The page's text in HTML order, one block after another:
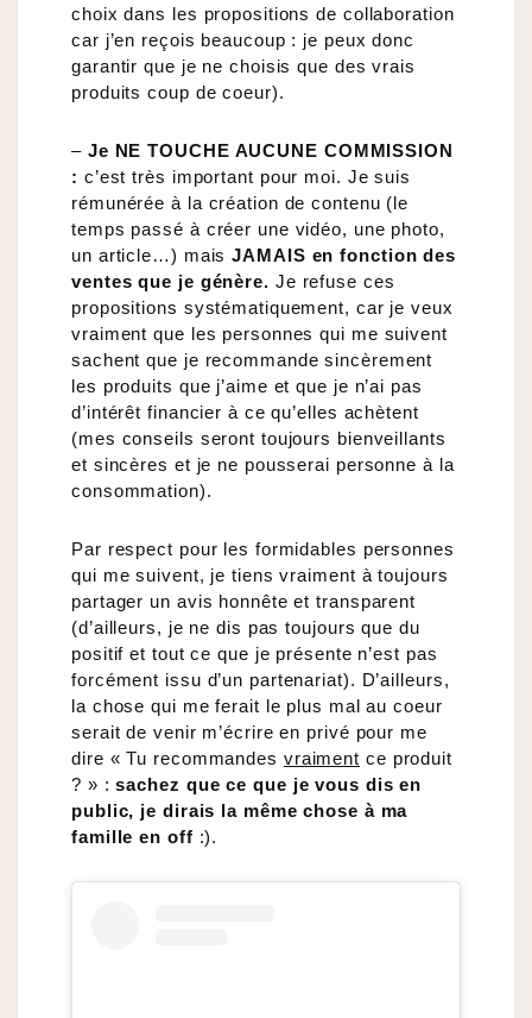
choix dans les propositions de collaboration
car j’en reçois beaucoup : je peux donc
garantir que je ne choisis que des vrais
produits coup de coeur).
– Je NE TOUCHE AUCUNE COMMISSION
: c’est très important pour moi. Je suis
rémunérée à la création de contenu (le
temps passé à créer une vidéo, une photo,
un article…) maisJAMAIS en fonction des
ventes que je génère. Je refuse ces
propositions systématiquement, car je veux
vraiment que les personnes qui me suivent
sachent que je recommande sincèrement
les produits que j’aime et que je n’ai pas
d’intérêt financier à ce qu’elles achètent
(mes conseils seront toujours bienveillants
et sincères et je ne pousserai personne à la
consommation).
Par respect pour les formidables personnes
qui me suivent, je tiens vraiment à toujours
partager un avis honnête et transparent
(d’ailleurs, je ne dis pas toujours que du
positif et tout ce que je présente n’est pas
forcément issu d’un partenariat). D’ailleurs,
la chose qui me ferait le plus mal au coeur
serait de venir m’écrire en privé pour me
dire « Tu recommandes vraiment ce produit
? » :sachez que ce que je vous dis en
public, je dirais la même chose à ma
famille en off :).